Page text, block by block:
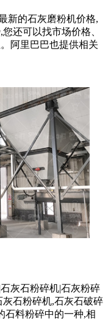
新的石灰磨粉机价格,
还可以找市场价格、
阿里巴巴也提供相关
灰石粉碎机|石灰粉碎
石粉碎机,石灰石破碎
石料粉碎中的一种,相